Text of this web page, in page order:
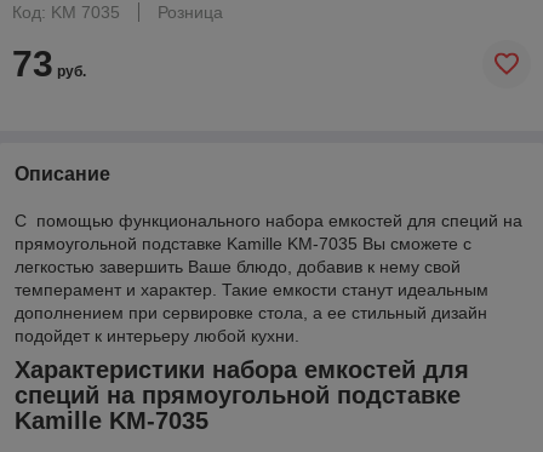
Код: KM 7035
Розница
73 руб.
Описание
С помощью функционального набора емкостей для специй на
прямоугольной подставке Kamille KM-7035 Вы сможете с
легкостью завершить Ваше блюдо, добавив к нему свой
темперамент и характер. Такие емкости станут идеальным
дополнением при сервировке стола, а ее стильный дизайн
подойдет к интерьеру любой кухни.
Характеристики набора емкостей для
специй на прямоугольной подставке
Kamille KM-7035